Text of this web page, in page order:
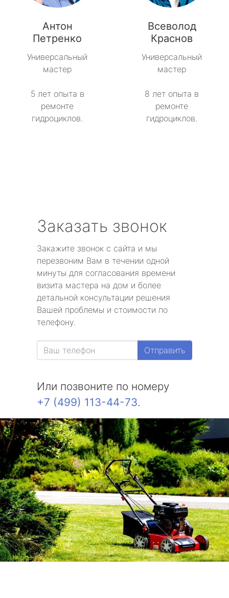
Антон
Петренко
Универсальный
мастер
5 лет опыта в
ремонте
гидроциклов.
Всеволод
Краснов
Универсальный
мастер
8 лет опыта в
ремонте
гидроциклов.
Заказать звонок
Закажите звонок с сайта и мы
перезвоним Вам в течении одной
минуты для согласования времени
визита мастера на дом и более
детальной консультации решения
Вашей проблемы и стоимости по
телефону.
Отправить
Или позвоните по номеру
+7 (499) 113-44-73.